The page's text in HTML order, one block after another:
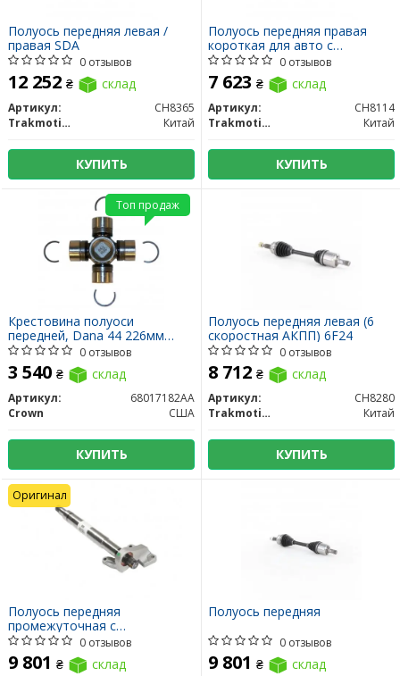
Полуось передняя левая /
правая SDA
0 отзывов
12 252 ₴ склад
Артикул:
CH8365
Trakmotive/Surtrack
Китай
КУПИТЬ
Полуось передняя правая
короткая для авто с
промежуточным валом
0 отзывов
7 623 ₴ склад
Артикул:
CH8114
Trakmotive/Surtrack
Китай
КУПИТЬ
Крестовина полуоси
передней, Dana 44 226мм
30x94 маркировка 2002422GJ
0 отзывов
3 540 ₴ склад
Артикул:
68017182AA
Crown
США
КУПИТЬ
Топ продаж
Полуось передняя левая (6
скоростная АКПП) 6F24
0 отзывов
8 712 ₴ склад
Артикул:
CH8280
Trakmotive/Surtrack
Китай
КУПИТЬ
Полуось передняя
промежуточная с
подшипником.0 отзывов
9 801 ₴ склад
Оригинал
Полуось передняя
0 отзывов
9 801 ₴ склад